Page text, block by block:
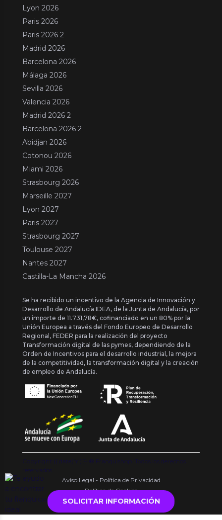
SOLICITAR INFORMACIÓN
Lyon 2026
Paris 2026
Paris 2026 2
Madrid 2026
Barcelona 2026
Málaga 2026
Sevilla 2026
Valencia 2026
Madrid 2026 2
Barcelona 2026 2
Abidjan 2026
Cotonou 2026
Miami 2026
Strasbourg 2026
Marseille 2027
Lyon 2027
Paris 2027
Strasbourg 2027
Toulouse 2027
Nantes 2027
Castilla-La Mancha 2026
Se ha recibido un incentivo de la Agencia de Innovación y
Desarrollo de Andalucía IDEA, de la Junta de Andalucía, por
un importe de 11.731,78€, cofinanciado en un 80% por la
Unión Europea a través del Fondo Europeo de Desarrollo
Regional, FEDER para la realización del proyecto
Transformación digital de las pymes, dependiendo de la
Orden de Incentivos para el desarrollo industrial, la mejora
de la competitividad, la transformación digital y la creación
de empleo de Andalucía.
Copyright {{ date('Y') }} ® Franquishop. Todos los derechos
reservados
Aviso Legal - Política de Privacidad
Política de Cookies